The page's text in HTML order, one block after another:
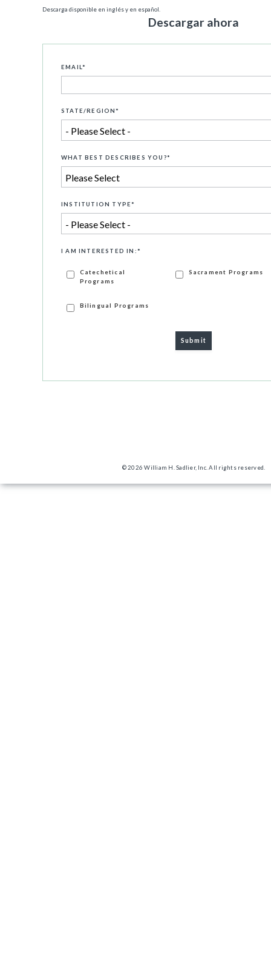
Descarga disponible en inglés y en español.
Descargar ahora
EMAIL *
STATE/REGION*
WHAT BEST DESCRIBES YOU?*
INSTITUTION TYPE*
I AM INTERESTED IN:*
Catechetical
Programs
Sacrament Programs
Bilingual Programs
© 2026 William H. Sadlier, Inc. All rights reserved.